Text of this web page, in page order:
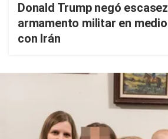
Donald Trump negó
armamento militar en
con Irán